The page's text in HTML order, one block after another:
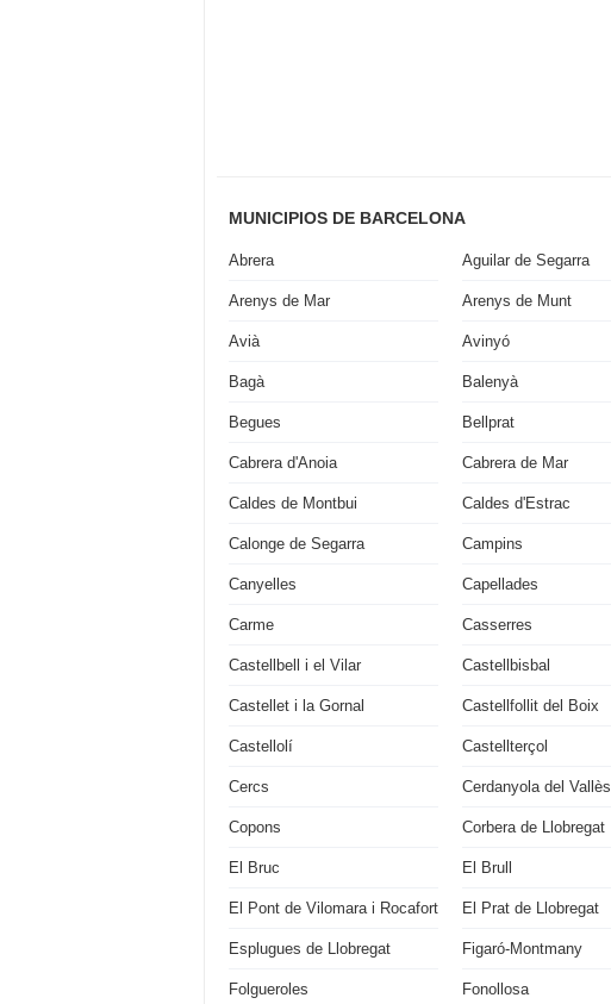
MUNICIPIOS DE BARCELONA
Abrera Aguilar de Segarra
Arenys de Mar Arenys de Munt
Avià Avinyó
Bagà Balenyà
Begues Bellprat
Cabrera d'Anoia Cabrera de Mar
Caldes de Montbui Caldes d'Estrac
Calonge de Segarra Campins
Canyelles Capellades
Carme Casserres
Castellbell i el Vilar Castellbisbal
Castellet i la Gornal Castellfollit del Boix
Castellolí Castellterçol
Cercs Cerdanyola del Vallès
Copons Corbera de Llobregat
El Bruc El Brull
El Pont de Vilomara i Rocafort El Prat de Llobregat
Esplugues de Llobregat Figaró-Montmany
Folgueroles Fonollosa